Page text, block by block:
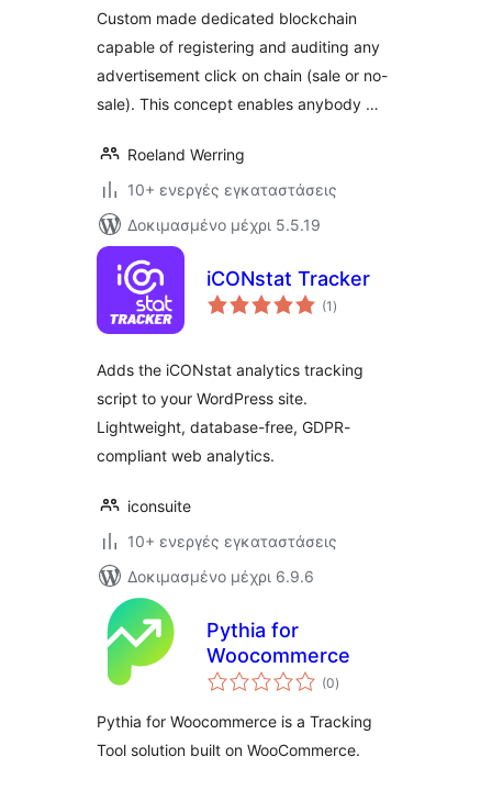
Custom made dedicated blockchain
capable of registering and auditing any
advertisement click on chain (sale or no-
sale). This concept enables anybody …
Roeland Werring
10+ ενεργές εγκαταστάσεις
Δοκιμασμένο μέχρι 5.5.19
iCONstat Tracker
(1 αξιολογήσεις
σύνολο
)
Adds the iCONstat analytics tracking
script to your WordPress site.
Lightweight, database-free, GDPR-
compliant web analytics.
iconsuite
10+ ενεργές εγκαταστάσεις
Δοκιμασμένο μέχρι 6.9.6
Pythia for
Woocommerce
(0αξιολογήσεις
σύνολο
)
Pythia for Woocommerce is a Tracking
Tool solution built on WooCommerce.